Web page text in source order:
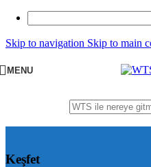
Skip to navigation Skip to main
MENU
Keşfet